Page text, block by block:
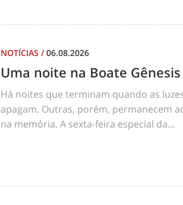
NOTÍCIAS /06.08.2026
Uma noite na Boate Gênesis
Há noites que terminam quando as
apagam. Outras, porém, permanecem
na memória. A sexta-feira especial da...